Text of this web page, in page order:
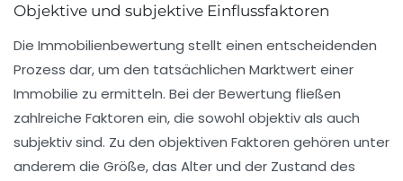
Objektive und subjektive Einflussfaktoren
Die Immobilienbewertung stellt einen entscheidenden
Prozess dar, um den tatsächlichen Marktwert einer
Immobilie zu ermitteln. Bei der Bewertung fließen
zahlreiche Faktoren ein, die sowohl objektivals auch
subjektivsind. Zu den objektiven Faktoren gehören unter
anderem die Größe, das Alter und der Zustand des